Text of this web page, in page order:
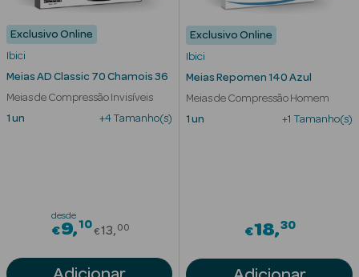
Eczema
Estrias
Manchas
Pele Oleosa
Rosácea
Exclusivo Online
Ibici
Meias AD Classic 70 Chamois 36
Meias de Compressão Invisíveis
1 un
+4 Tamanho(s)
desde
€9 10Price reduced from
€13 00
Exclusivo Online
Ibici
Meias Repomen 140 Azul
Meias de Compressão Homem
1 un
+1 Tamanho(s)
€18 30